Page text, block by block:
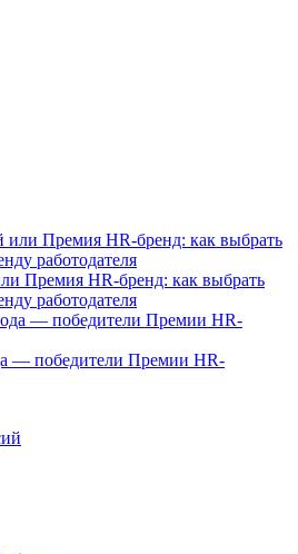
Премия HR-бренд: как выбрать
работодателя
— победители Премии HR-